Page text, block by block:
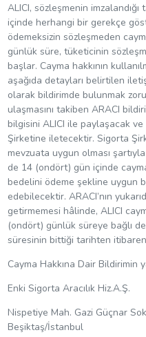
ALICI, sözleşmenin
içinde herhangi bir gerekçe
ödemeksizin sözleşmeden
günlük süre, tüketicinin
başlar. Cayma hakkının
aşağıda detayları belirtilen
olarak bildirimde bulunmak
ulaşmasını takiben ARACI
bilgisini ALICI ile paylaşacak
Şirketine iletecektir. Sigorta
mevzuata uygun olması
de 14 (ondört) gün içinde
bedelini ödeme şekline uygun
edebilecektir. ARACI’nın
getirmemesi hâlinde, ALICI
(ondört) günlük süreye bağlı
süresinin bittiği tarihten
Cayma Hakkına Dair Bildirimin
Enki Sigorta Aracılık Hiz.A.Ş.
Nispetiye Mah. Gazi Güçnar
Beşiktaş/İstanbul